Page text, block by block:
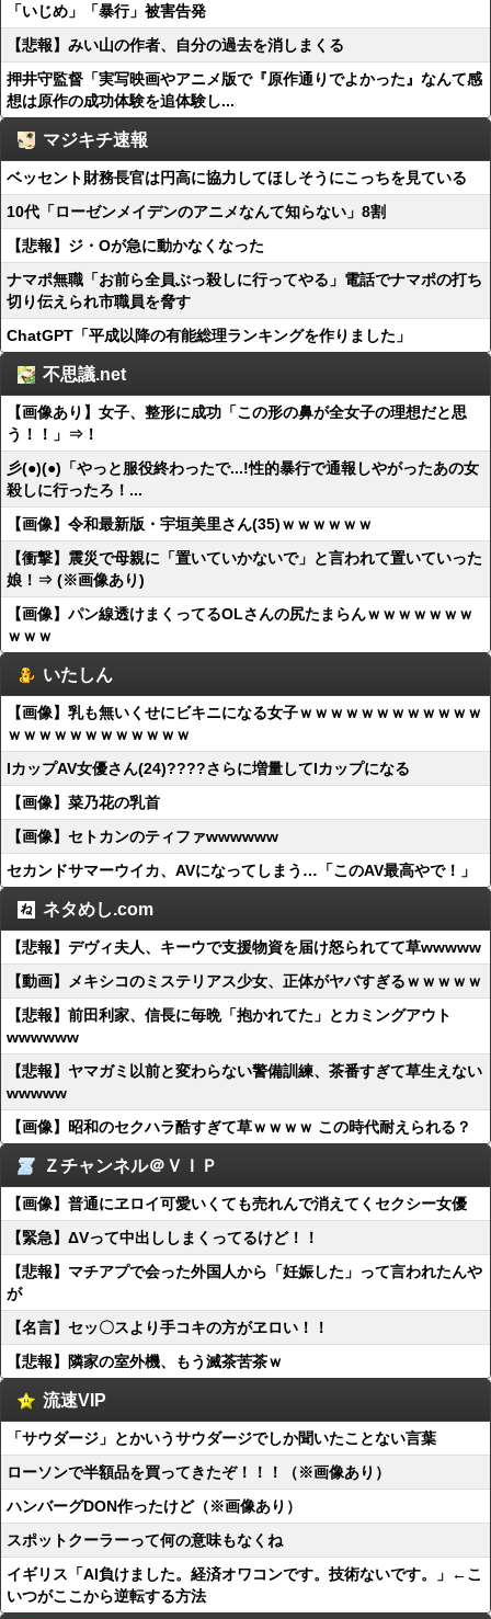
「いじめ」「暴行」被害告発
【悲報】みい山の作者、自分の過去を消しまくる
押井守監督「実写映画やアニメ版で『原作通りでよかった』なんて感
想は原作の成功体験を追体験し...
マジキチ速報
ベッセント財務長官は円高に協力してほしそうにこっちを見ている
10代「ローゼンメイデンのアニメなんて知らない」8割
【悲報】ジ・Oが急に動かなくなった
ナマポ無職「お前ら全員ぶっ殺しに行ってやる」電話でナマポの打ち
切り伝えられ市職員を脅す
ChatGPT「平成以降の有能総理ランキングを作りました」
不思議.net
【画像あり】女子、整形に成功「この形の鼻が全女子の理想だと思
う！！」⇒！
彡(●)(●)「やっと服役終わったで...!性的暴行で通報しやがったあの女
殺しに行ったろ！...
【画像】令和最新版・宇垣美里さん(35)ｗｗｗｗｗｗ
【衝撃】震災で母親に「置いていかないで」と言われて置いていった
娘！⇒ (※画像あり)
【画像】パン線透けまくってるOLさんの尻たまらんｗｗｗｗｗｗｗ
ｗｗｗ
いたしん
【画像】乳も無いくせにビキニになる女子ｗｗｗｗｗｗｗｗｗｗｗｗ
ｗｗｗｗｗｗｗｗｗｗｗｗ
IカップAV女優さん(24)????さらに増量してIカップになる
【画像】菜乃花の乳首
【画像】セトカンのティファwwwwww
セカンドサマーウイカ、AVになってしまう…「このAV最高やで！」
ネタめし.com
【悲報】デヴィ夫人、キーウで支援物資を届け怒られてて草wwwww
【動画】メキシコのミステリアス少女、正体がヤバすぎるｗｗｗｗｗ
【悲報】前田利家、信長に毎晩「抱かれてた」とカミングアウト
wwwwww
【悲報】ヤマガミ以前と変わらない警備訓練、茶番すぎて草生えない
wwwww
【画像】昭和のセクハラ酷すぎて草ｗｗｗｗ この時代耐えられる？
Ｚチャンネル＠ＶＩＰ
【画像】普通にヱロイ可愛いくても売れんで消えてくセクシー女優
【緊急】ΔVって中出ししまくってるけど！！
【悲報】マチアプで会った外国人から「妊娠した」って言われたんや
が
【名言】セッ〇スより手コキの方がヱロい！！
【悲報】隣家の室外機、もう滅茶苦茶ｗ
流速VIP
「サウダージ」とかいうサウダージでしか聞いたことない言葉
ローソンで半額品を買ってきたぞ！！！（※画像あり）
ハンバーグDON作ったけど（※画像あり）
スポットクーラーって何の意味もなくね
イギリス「AI負けました。経済オワコンです。技術ないです。」←こ
いつがここから逆転する方法